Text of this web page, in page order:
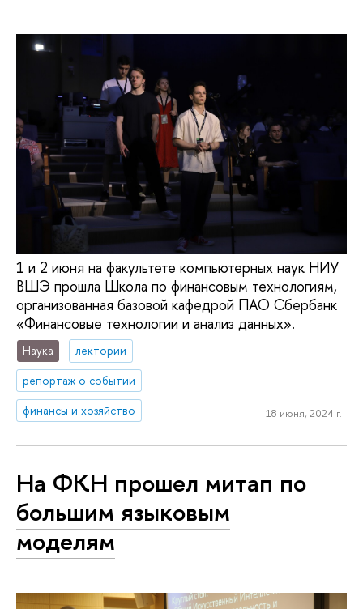
1 и 2 июня на факультете компьютерных наук НИУ
ВШЭ прошла Школа по финансовым технологиям,
организованная базовой кафедрой ПАО Сбербанк
«Финансовые технологии и анализ данных».
Наука
лектории
репортаж о событии
финансы и хозяйство
18 июня, 2024 г.
На ФКН прошел митап по
большим языковым
моделям